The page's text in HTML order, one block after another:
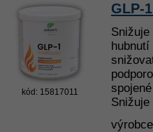
kód: 15817011
GLP-